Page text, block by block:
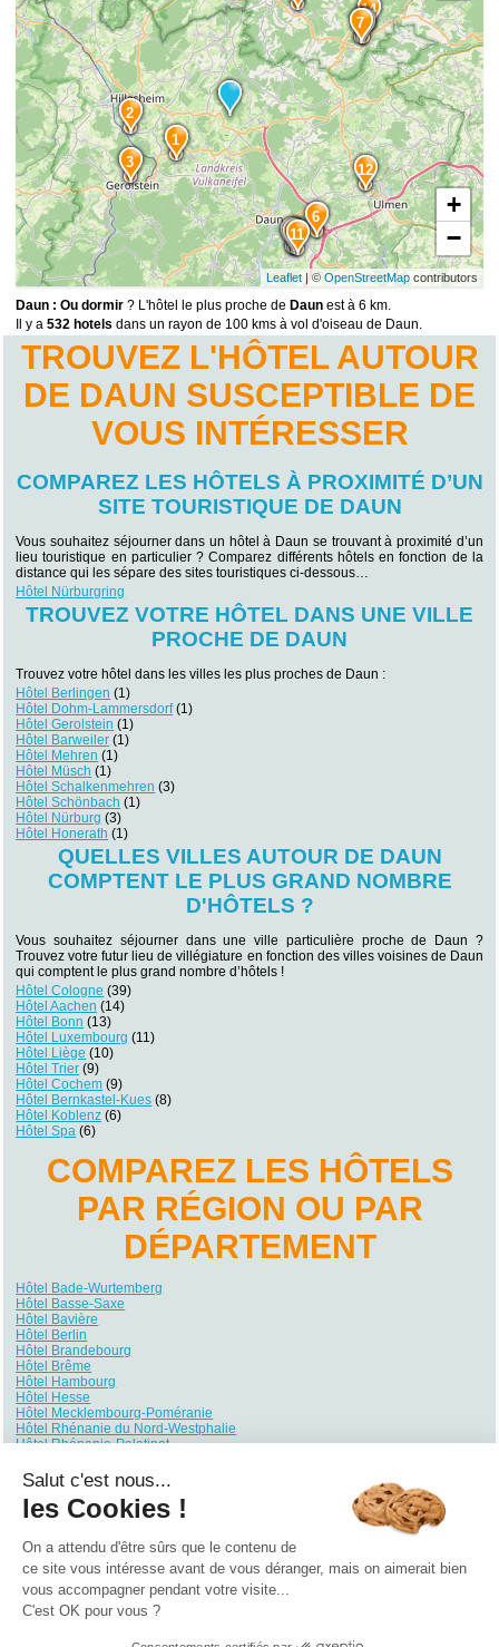
14
12
11
10
9
8
7
6
3
2
1
+
−
Leaflet| ©OpenStreetMapcontributors
Daun : Ou dormir ? L'hôtel le plus proche de Daun est à 6 km.
Il y a532 hotels dans un rayon de 100 kms à vol d'oiseau de Daun.
TROUVEZ L'HÔTEL AUTOUR
DE DAUN SUSCEPTIBLE DE
VOUS INTÉRESSER
COMPAREZ LES HÔTELS À PROXIMITÉ D’UN
SITE TOURISTIQUE DE DAUN
Vous souhaitez séjourner dans un hôtel à Daun se trouvant à proximité d’un
lieu touristique en particulier ? Comparez différents hôtels en fonction de la
distance qui les sépare des sites touristiques ci-dessous…
Hôtel Nürburgring
TROUVEZ VOTRE HÔTEL DANS UNE VILLE
PROCHE DE DAUN
Trouvez votre hôtel dans les villes les plus proches de Daun :
Hôtel Berlingen (1)
Hôtel Dohm-Lammersdorf(1)
Hôtel Gerolstein (1)
Hôtel Barweiler (1)
Hôtel Mehren (1)
Hôtel Müsch (1)
Hôtel Schalkenmehren (3)
Hôtel Schönbach (1)
Hôtel Nürburg (3)
Hôtel Honerath (1)
QUELLES VILLES AUTOUR DE DAUN
COMPTENT LE PLUS GRAND NOMBRE
D'HÔTELS ?
Vous souhaitez séjourner dans une ville particulière proche de Daun ?
Trouvez votre futur lieu de villégiature en fonction des villes voisines de Daun
qui comptent le plus grand nombre d’hôtels !
Hôtel Cologne (39)
Hôtel Aachen (14)
Hôtel Bonn (13)
Hôtel Luxembourg (11)
Hôtel Liège (10)
Hôtel Trier (9)
Hôtel Cochem (9)
Hôtel Bernkastel-Kues (8)
Hôtel Koblenz (6)
Hôtel Spa (6)
COMPAREZ LES HÔTELS
PAR RÉGION OU PAR
DÉPARTEMENT
Hôtel Bade-Wurtemberg
Hôtel Basse-Saxe
Hôtel Bavière
Hôtel Berlin
Hôtel Brandebourg
Hôtel Brême
Hôtel Hambourg
Hôtel Hesse
Hôtel Mecklembourg-Poméranie
Hôtel Rhénanie du Nord-Westphalie
Hôtel Rhénanie-Palatinat
Hôtel Saxe
Hôtel Saxe-Anhalt
Hôtel Schleswig-Holstein
Hôtel Thuringe
Qui sommes nous ? | Contactez-nous Nos partenaires
Campings Hôtels Locations vacances
0.357
Salut c'est nous...
les Cookies !
On a attendu d'être sûrs que le contenu de
ce site vous intéresse avant de vous déranger, mais on aimerait bien
vous accompagner pendant votre visite...
C'est OK pour vous ?